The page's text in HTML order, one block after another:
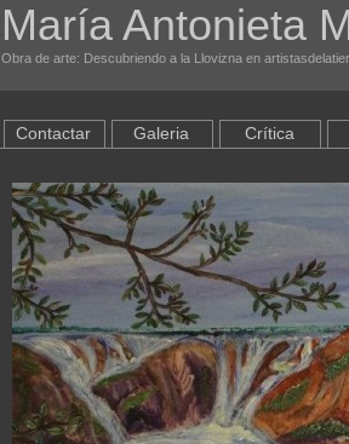
María Antonieta
Obra de arte: Descubriendo a la Llovizna en
Contactar Galeria Crítica